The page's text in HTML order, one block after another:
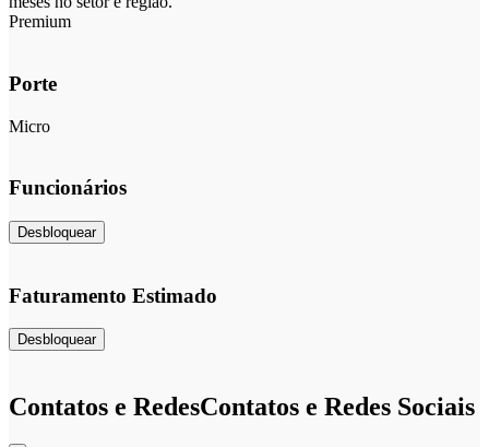
Premium
Porte
Micro
Funcionários
Desbloquear
Faturamento Estimado
Desbloquear
Contatos e RedesContatos e Redes Sociais